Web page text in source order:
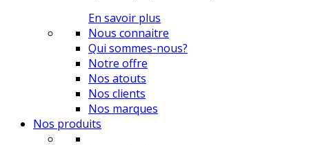
En savoir plus
Nous connaitre
Qui sommes-nous?
Notre offre
Nos atouts
Nos clients
Nos marques
Nos produits